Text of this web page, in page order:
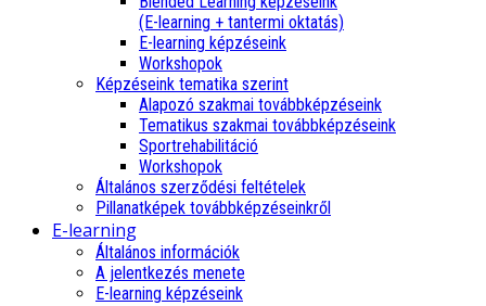
(E-learning + tantermi oktatás)
E-learning képzéseink
Workshopok
Képzéseink tematika szerint
Alapozó szakmai továbbképzéseink
Tematikus szakmai továbbképzéseink
Sportrehabilitáció
Workshopok
Általános szerződési feltételek
Pillanatképek továbbképzéseinkről
E-learning
Általános információk
A jelentkezés menete
E-learning képzéseink